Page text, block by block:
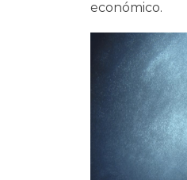
económico.